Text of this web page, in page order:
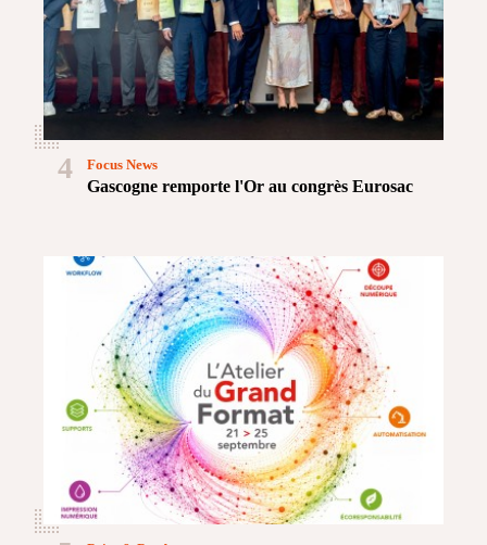
4
Gascogne remporte l'Or au congrès Eurosac
Focus News